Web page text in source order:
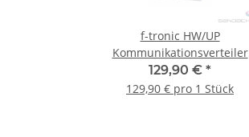
f-tronic HW/UP
Kommunikationsverteiler
JUMBO36K, 3-reihig
129,90 € *
129,90 € pro 1 Stück